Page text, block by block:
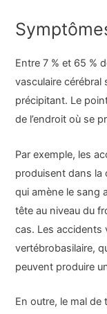
Entre 7 % et 65 %
vasculaire cérébral
précipitant. Le
de l’endroit où se
Par exemple, les
produisent dans la
qui amène le sang
tête au niveau du
cas. Les accidents
vertébrobasilaire,
peuvent produire
En outre, le mal